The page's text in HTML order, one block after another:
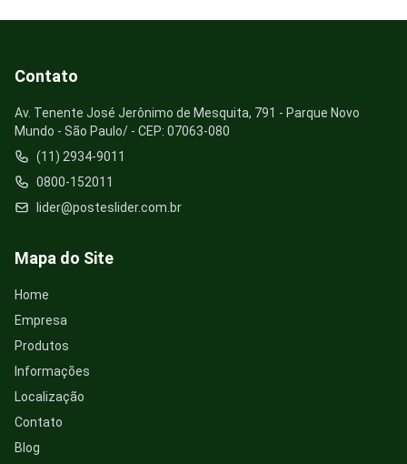
Contato
Av. Tenente José Jerônimo de Mesquita, 791 - Parque Novo
Mundo - São Paulo/ - CEP: 07063-080
(11) 2934-9011
0800-152011
lider@posteslider.com.br
Mapa do Site
Home
Empresa
Produtos
Informações
Localização
Contato
Blog